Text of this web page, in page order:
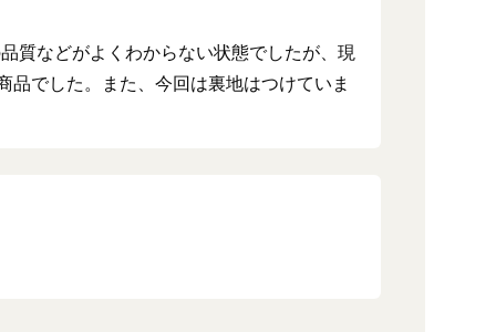
質などがよくわからない状態でしたが、現
でした。また、今回は裏地はつけていま